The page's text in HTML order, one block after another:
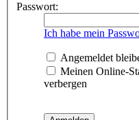
Passwort:
Ich habe mein
Angemeldet
Meinen Online-
verbergen